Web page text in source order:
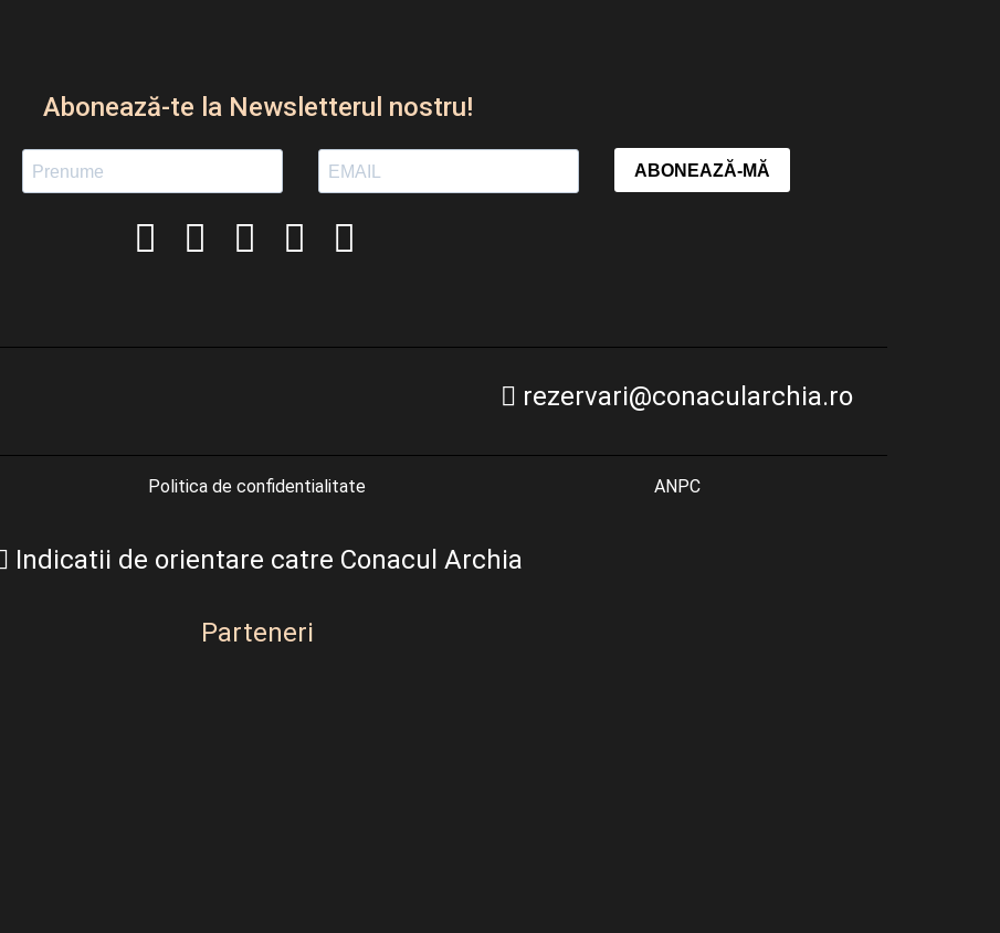
Abonează-te la Newsletterul nostru!
ABONEAZĂ-MĂ
rezervari@conacularchia.ro
Politica de confidentialitate ANPC
Indicatii de orientare catre Conacul Archia
Parteneri